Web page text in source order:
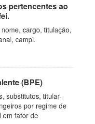
pertencentes ao
cargo, titulação,
campi.
(BPE)
substitutos, titular-
por regime de
em fator de